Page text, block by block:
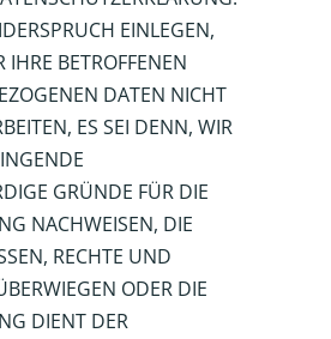
EINLEGEN,
IHRE BETROFFENEN
DATEN NICHT
ES SEI DENN, WIR
GRÜNDE FÜR DIE
NACHWEISEN, DIE
RECHTE UND
ODER DIE
DIENT DER